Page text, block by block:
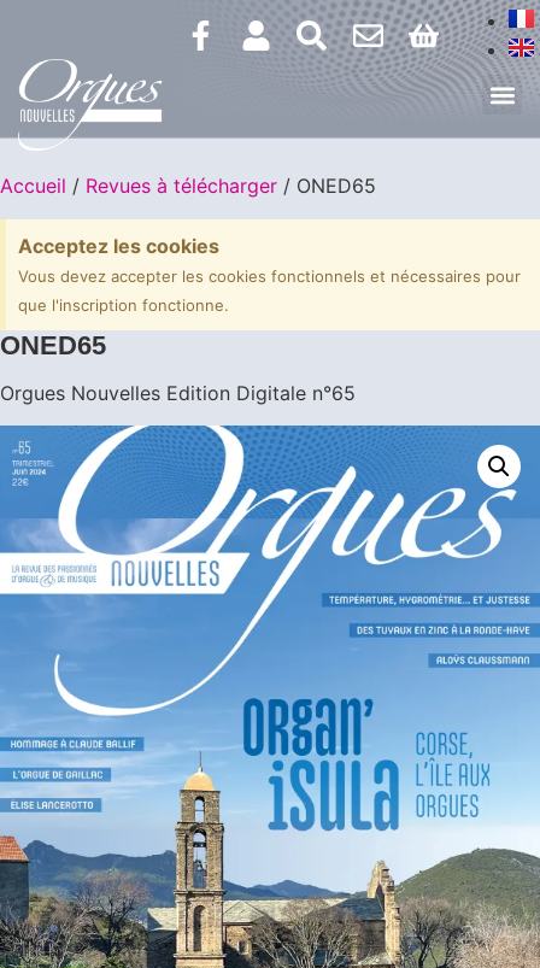
Accueil / Revues à télécharger / ONED65
Acceptez les cookies
Vous devez accepter les cookies fonctionnels et nécessaires pour
que l'inscription fonctionne.
ONED65
Orgues Nouvelles Edition Digitale n°65